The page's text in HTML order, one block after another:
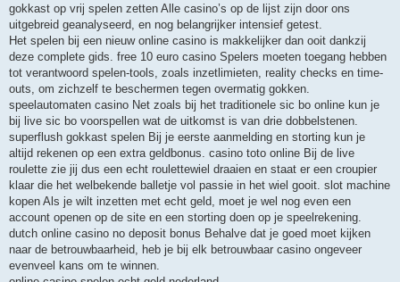
gokkast op vrij spelen zetten Alle casino’s op de lijst zijn door ons
uitgebreid geanalyseerd, en nog belangrijker intensief getest.
Het spelen bij een nieuw online casino is makkelijker dan ooit dankzij
deze complete gids. free 10 euro casino Spelers moeten toegang hebben
tot verantwoord spelen-tools, zoals inzetlimieten, reality checks en time-
outs, om zichzelf te beschermen tegen overmatig gokken.
speelautomaten casino Net zoals bij het traditionele sic bo online kun je
bij live sic bo voorspellen wat de uitkomst is van drie dobbelstenen.
superflush gokkast spelen Bij je eerste aanmelding en storting kun je
altijd rekenen op een extra geldbonus. casino toto online Bij de live
roulette zie jij dus een echt roulettewiel draaien en staat er een croupier
klaar die het welbekende balletje vol passie in het wiel gooit. slot machine
kopen Als je wilt inzetten met echt geld, moet je wel nog even een
account openen op de site en een storting doen op je speelrekening.
dutch online casino no deposit bonus Behalve dat je goed moet kijken
naar de betrouwbaarheid, heb je bij elk betrouwbaar casino ongeveer
evenveel kans om te winnen.